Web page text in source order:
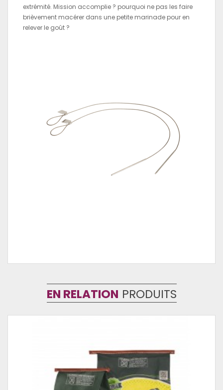
extrémité. Mission accomplie ? pourquoi ne pas les faire
brièvement macérer dans une petite marinade pour en
relever le goût ?
EN RELATION PRODUITS